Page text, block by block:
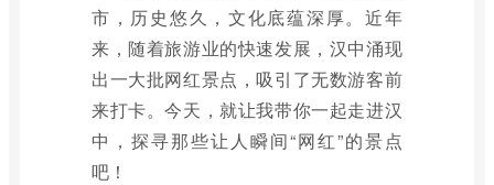
市，历史悠久，文化底蕴深厚。近年
来，随着旅游业的快速发展，汉中涌现
出一大批网红景点，吸引了无数游客前
来打卡。今天，就让我带你一起走进汉
中，探寻那些让人瞬间“网红”的景点
吧！